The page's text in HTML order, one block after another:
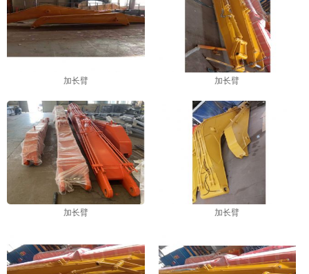
加长臂 加长臂
加长臂 加长臂